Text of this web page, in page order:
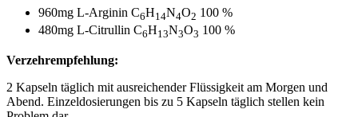
960mg L-Arginin C6H14N4O2 100 %
480mg L-Citrullin C6H13N3O3 100 %
Verzehrempfehlung:
2 Kapseln täglich mit ausreichender Flüssigkeit am Morgen und
Abend. Einzeldosierungen bis zu 5 Kapseln täglich stellen kein